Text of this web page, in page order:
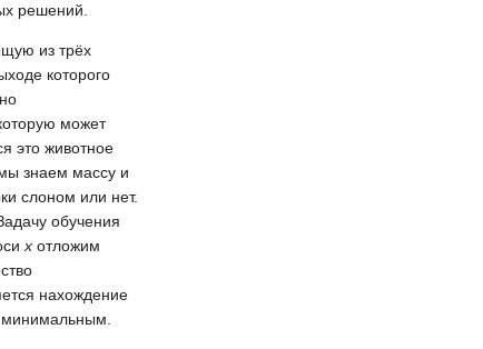
решений.
из трёх
которого
может
это животное
знаем массу и
слоном или нет.
обучения
x отложим
нахождение
минимальным.